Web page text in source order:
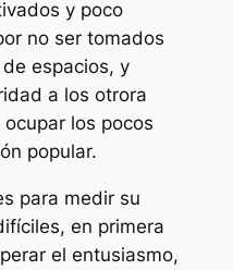
y poco
no ser tomados
espacios, y
a los otrora
los pocos
popular.
para medir su
en primera
el entusiasmo,